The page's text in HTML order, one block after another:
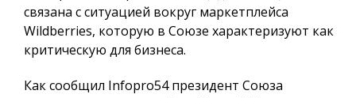
связана с ситуацией вокруг маркетплейса
Wildberries, которую в Союзе характеризуют как
критическую для бизнеса.
Как сообщил Infopro54президент Союза